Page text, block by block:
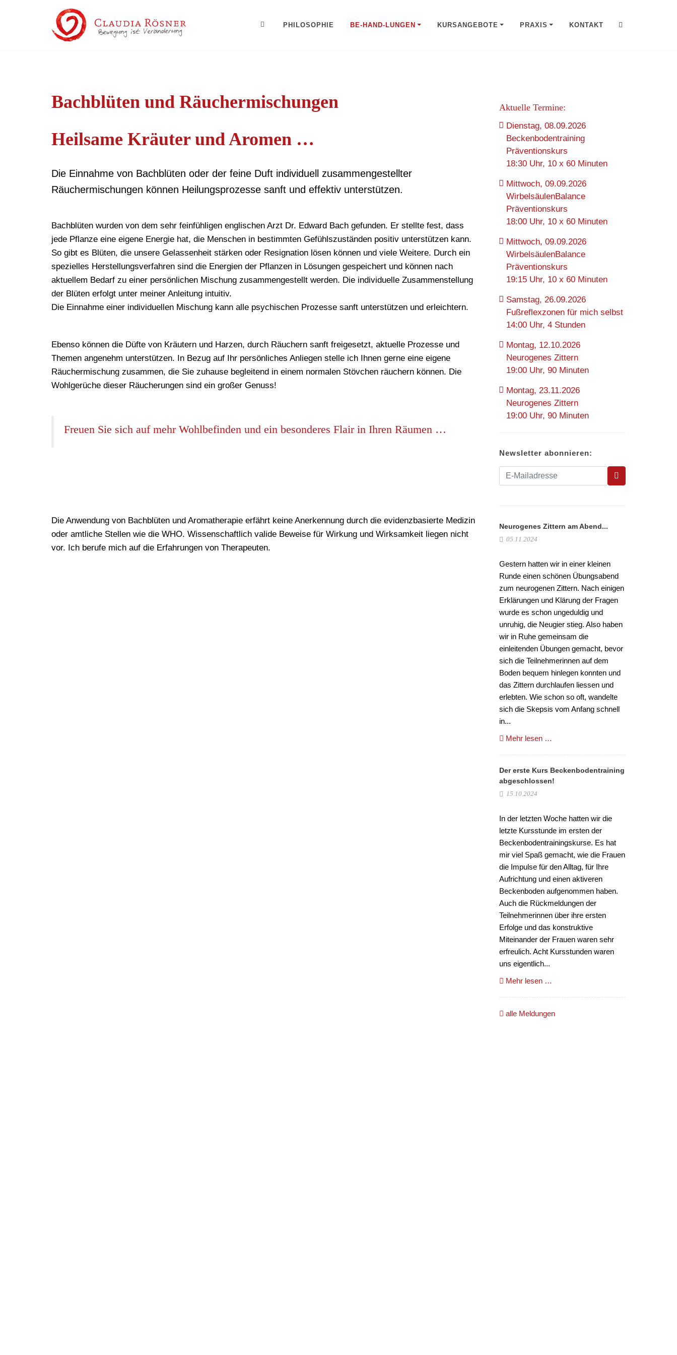
PHILOSOPHIE BE-HAND-LUNGEN KURSANGEBOTE PRAXIS KONTAKT
Bachblüten und Räuchermischungen
Heilsame Kräuter und Aromen …
Die Einnahme von Bachblüten oder der feine Duft individuell zusammengestellter
Räuchermischungen können Heilungsprozesse sanft und effektiv unterstützen.
Bachblüten wurden von dem sehr feinfühligen englischen Arzt Dr. Edward Bach gefunden. Er stellte fest, dass
jede Pflanze eine eigene Energie hat, die Menschen in bestimmten Gefühlszuständen positiv unterstützen kann.
So gibt es Blüten, die unsere Gelassenheit stärken oder Resignation lösen können und viele Weitere. Durch ein
spezielles Herstellungsverfahren sind die Energien der Pflanzen in Lösungen gespeichert und können nach
aktuellem Bedarf zu einer persönlichen Mischung zusammengestellt werden. Die individuelle Zusammenstellung
der Blüten erfolgt unter meiner Anleitung intuitiv.
Die Einnahme einer individuellen Mischung kann alle psychischen Prozesse sanft unterstützen und erleichtern.
Ebenso können die Düfte von Kräutern und Harzen, durch Räuchern sanft freigesetzt, aktuelle Prozesse und
Themen angenehm unterstützen. In Bezug auf Ihr persönliches Anliegen stelle ich Ihnen gerne eine eigene
Räuchermischung zusammen, die Sie zuhause begleitend in einem normalen Stövchen räuchern können. Die
Wohlgerüche dieser Räucherungen sind ein großer Genuss!
Freuen Sie sich auf mehr Wohlbefinden und ein besonderes Flair in Ihren Räumen …
Die Anwendung von Bachblüten und Aromatherapie erfährt keine Anerkennung durch die evidenzbasierte Medizin
oder amtliche Stellen wie die WHO. Wissenschaftlich valide Beweise für Wirkung und Wirksamkeit liegen nicht
vor. Ich berufe mich auf die Erfahrungen von Therapeuten.
Aktuelle Termine:
Dienstag, 08.09.2026
Beckenbodentraining
Präventionskurs
18:30 Uhr, 10 x 60 Minuten
Mittwoch, 09.09.2026
WirbelsäulenBalance
Präventionskurs
18:00 Uhr, 10 x 60 Minuten
Mittwoch, 09.09.2026
WirbelsäulenBalance
Präventionskurs
19:15 Uhr, 10 x 60 Minuten
Samstag, 26.09.2026
Fußreflexzonen für mich selbst
14:00 Uhr, 4 Stunden
Montag, 12.10.2026
Neurogenes Zittern
19:00 Uhr, 90 Minuten
Montag, 23.11.2026
Neurogenes Zittern
19:00 Uhr, 90 Minuten
Newsletter abonnieren:
Neurogenes Zittern am Abend...
05.11.2024
Gestern hatten wir in einer kleinen
Runde einen schönen Übungsabend
zum neurogenen Zittern. Nach einigen
Erklärungen und Klärung der Fragen
wurde es schon ungeduldig und
unruhig, die Neugier stieg. Also haben
wir in Ruhe gemeinsam die
einleitenden Übungen gemacht, bevor
sich die Teilnehmerinnen auf dem
Boden bequem hinlegen konnten und
das Zittern durchlaufen liessen und
erlebten. Wie schon so oft, wandelte
sich die Skepsis vom Anfang schnell
in...
Mehr lesen …
Der erste Kurs Beckenbodentraining
abgeschlossen!
15.10.2024
In der letzten Woche hatten wir die
letzte Kursstunde im ersten der
Beckenbodentrainingskurse. Es hat
mir viel Spaß gemacht, wie die Frauen
die Impulse für den Alltag, für Ihre
Aufrichtung und einen aktiveren
Beckenboden aufgenommen haben.
Auch die Rückmeldungen der
Teilnehmerinnen über ihre ersten
Erfolge und das konstruktive
Miteinander der Frauen waren sehr
erfreulich. Acht Kursstunden waren
uns eigentlich...
Mehr lesen …
alle Meldungen